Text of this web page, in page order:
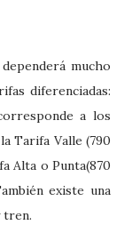
mucho
diferenciadas:
a los
Tarifa Valle (790
Alta o Punta(870
existe una
tren.